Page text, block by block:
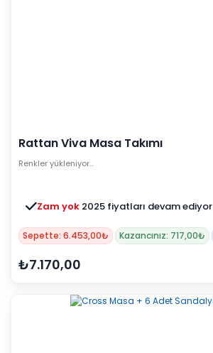
Rattan Viva Masa Takımı
Renkler yükleniyor…
Zam yok 2025 fiyatları devam ediyor
Sepette: 6.453,00₺ Kazancınız: 717,00₺
₺7.170,00